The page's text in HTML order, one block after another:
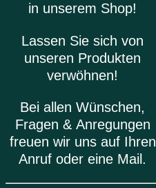
in unserem Shop!
Lassen Sie sich von
unseren Produkten
verwöhnen!
Bei allen Wünschen,
Fragen & Anregungen
freuen wir uns auf Ihren
Anruf oder eine Mail.